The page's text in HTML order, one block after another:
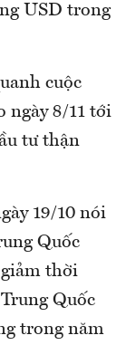
USD trong
cuộc
ngày 8/11 tới
tư thận
19/10 nói
Quốc
giảm thời
Quốc
trong năm